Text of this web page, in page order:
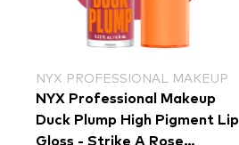
NYX PROFESSIONAL MAKEUP
NYX Professional Makeup
Duck Plump High Pigment Lip
Gloss - Strike A Rose